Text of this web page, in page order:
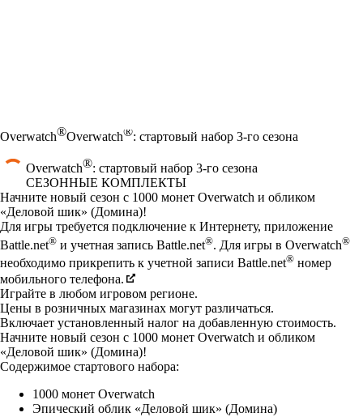
Overwatch®Overwatch®: стартовый набор 3-го сезона
Overwatch®: стартовый набор 3-го сезона
СЕЗОННЫЕ КОМПЛЕКТЫ
Product Notification
Начните новый сезон с 1000 монет Overwatch и обликом
«Деловой шик» (Домина)!
Цена
Available actions
Для игры требуется подключение к Интернету, приложение
Battle.net® и учетная запись Battle.net®. Для игры в Overwatch®
необходимо прикрепить к учетной записи Battle.net® номер
мобильного телефона.
Играйте в любом игровом регионе.
Цены в розничных магазинах могут различаться.
Включает установленный налог на добавленную стоимость.
Начните новый сезон с 1000 монет Overwatch и обликом
«Деловой шик» (Домина)!
Содержимое стартового набора:
1000 монет Overwatch
Эпический облик «Деловой шик» (Домина)